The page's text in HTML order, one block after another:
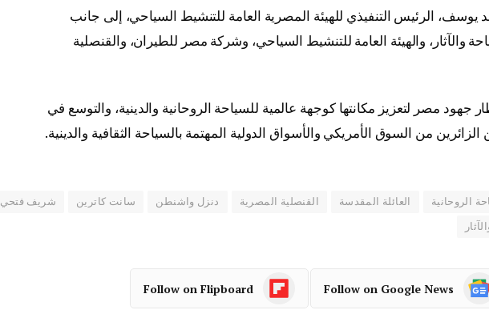
يوسف، الرئيس التنفيذي للهيئة المصرية العامة للتنشيط السياحي، إلى جانب
والآثار، والهيئة العامة للتنشيط السياحي، وشركة مصر للطيران، والقنصلية
جهود مصر لتعزيز مكانتها كوجهة عالمية للسياحة الروحانية والدينية، والتوسع في
من السوق الأمريكي والأسواق الدولية المهتمة بالسياحة الثقافية والدينية.
الروحانية العائلة المقدسة القنصلية المصرية دنزل واشنطن سانت كاترين شريف فتحي
Follow on Google News
Follow on Flipboard